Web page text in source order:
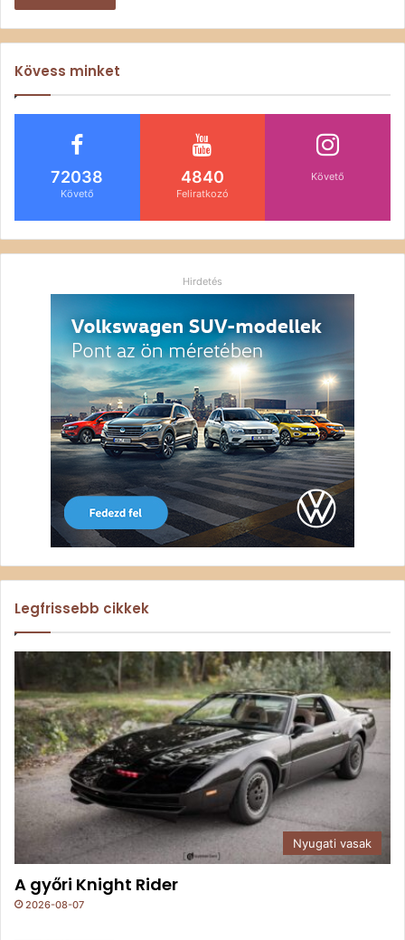
Kövess minket
72038
Követő
4840
Feliratkozó
Követő
Hirdetés
Legfrissebb cikkek
Nyugati vasak
A győri Knight Rider
2026-08-07